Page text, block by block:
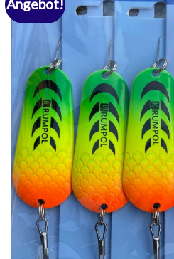
Angebot!